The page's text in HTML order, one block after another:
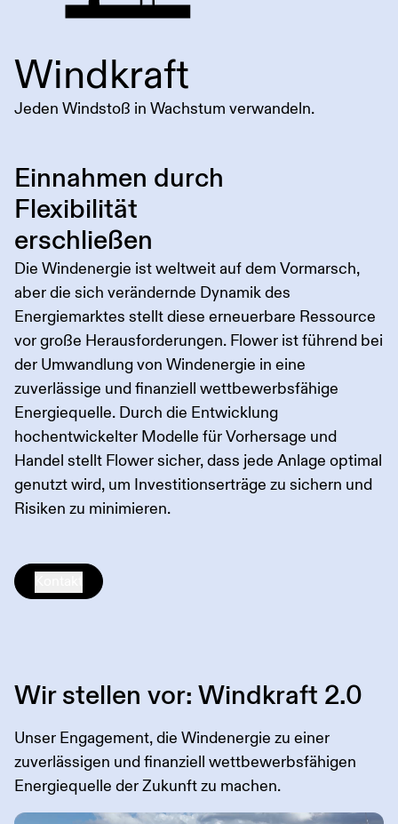
Windkraft
Jeden Windstoß in Wachstum verwandeln.
Einnahmen durch
Flexibilität
erschließen
Die Windenergie ist weltweit auf dem Vormarsch,
aber die sich verändernde Dynamik des
Energiemarktes stellt diese erneuerbare Ressource
vor große Herausforderungen. Flower ist führend bei
der Umwandlung von Windenergie in eine
zuverlässige und finanziell wettbewerbsfähige
Energiequelle. Durch die Entwicklung
hochentwickelter Modelle für Vorhersage und
Handel stellt Flower sicher, dass jede Anlage optimal
genutzt wird, um Investitionserträge zu sichern und
Risiken zu minimieren.
Wir stellen vor: Windkraft 2.0
Unser Engagement, die Windenergie zu einer
zuverlässigen und finanziell wettbewerbsfähigen
Energiequelle der Zukunft zu machen.